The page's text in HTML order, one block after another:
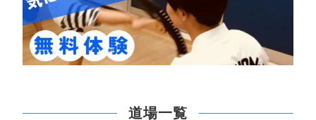
道場一覧